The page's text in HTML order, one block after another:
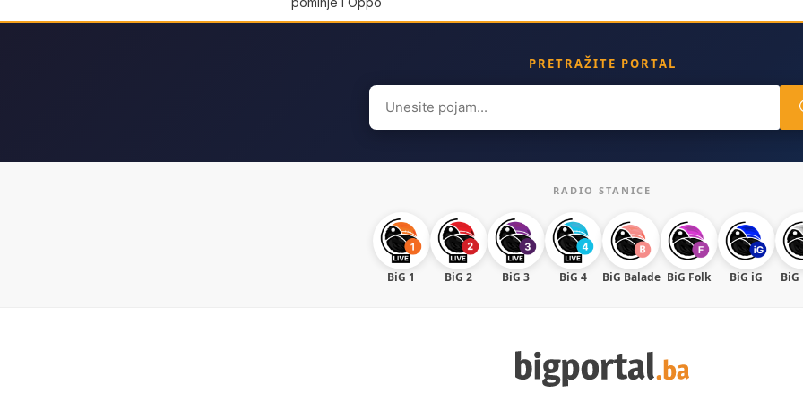
PRETRAŽITE PORTAL
Search
for:
RADIO STANICE
BiG 1 BiG 2 BiG 3 BiG 4 BiG Balade BiG Folk BiG iG BiG